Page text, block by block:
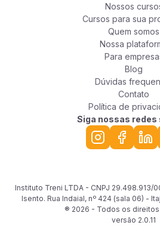
Nossos
Cursos para sua
Quem somos
Nossa
Para
Blog
Dúvidas
Contato
Política de
Siga nossas redes
Instituto Treni LTDA - CNPJ 29.498.913/
Isento. Rua Indaial, nº 424 (sala 06) -
® 2026 - Todos os
versão 2.0.11